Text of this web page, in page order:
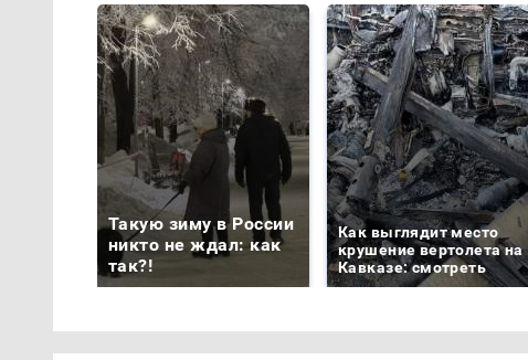
Такую зиму в России
никто не ждал: как
так?!
Как выглядит место
крушение вертолета на
Кавказе: смотреть